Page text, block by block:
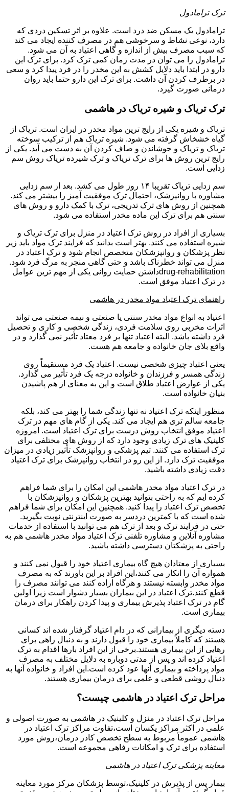
ترک ترامادول
ترامادول یک مسکن ضد درد است. علاوه بر اثر تسکین دردی که
دارد، نوعی نشاط و سرخوشی هم در مصرف کننده ایجاد می کند
که سبب مصرف بیش از اندازه و گاهی اعتیاد به آن می شود.
ترامادول را می توان در مدت زمان کمی ترک کرد. برای ترک این
دارو در ابتدا باید دلایل کشش به این مخدر را در فرد پیدا کرد و سعی
در برطرف کردن آن داشت. برای ترک این دارو حتما باید روان
درمانی صورت گیرد.
ترک تریاک و شیره تریاک در هاشمی
تریاک و شیره یکی از رایج ترین مواد مخدر در ایران است. تریاک از
گیاه خشخاش گرفته می شود. شیره تریاک هم از ترکیب سوخته
تریاک و تریاک و جوشاندن و صاف کردن آن به دست می آید. یکی از
رایج ترین روش ها برای ترک تریاک و ترک شیرده تریاک روش سم
زدایی است.
سم زدایی تریاک تقریبا ۱۴ روز طول می کشد. بعد از سم زدایی
مشاوره با روانپزشک، احتمال ترک موفقیت آمیز را بیشتر می کند.
همچنین از روش های ترک تدریجی، ترک با کمک دارو و روش های
سنتی هم برای ترک این ماده مخدر استفاده می شود.
بسیاری از افراد در روش ترک اعتیاد در منزل برای ترک تریاک و
شیره استفاده می کنند. بهتر است بدانید که فرایند ترک مواد باید زیر
نظر پزشکان و روانپزشکان متخصص انجام شود و ترک اعتیاد در
منزل می تواند خطرناک باشد و حتی گاهی منجر به مرگ فرد شود.
drug-rehabilitationداشتن حمایت روانی یکی از مهم ترین عوامل
در ترک اعتیاد موفق است.
راهنمای ترک اعتیاد مواد مخدر در هاشمی
اعتیاد به انواع مواد مخدر سنتی یا صنعتی و نیمه صنعتی می تواند
اثرات مخربی روی سلامت فردی، زندگی شخصی و کاری و تحصیل
فرد داشته باشد. البته اعتیاد تنها بر فرد معتاد تأثیر نمی گذارد و در
واقع بلای جان خانواده و جامعه هم هست.
یعنی اعتیاد چیزی شخصی نیست. اعتیاد یک فرد مستقیماً روی
زندگی همسر و فرزندان و خانواده درجه یک فرد تأثیر می گذارد.
یکی از عوارض اعتیاد طلاق است و این به معنای از هم پاشیدن
بنیان خانواده است.
منظور اینکه ترک اعتیاد نه تنها زندگی شما را بهتر می کند، بلکه
جامعه سالم تری هم ایجاد می کند. یکی از گام های مهم در ترک
اعتیاد موفق انتخاب روش درست برای ترک اعتیاد است. امروزه
کلینیک های ترک زیادی وجود دارد که از روش های مختلفی برای
ترک استفاده می کنند. تیم پزشکی و روانپزشک تأثیر زیادی در میزان
موفقیت ترک دارد. از این رو در انتخاب روانپزشک برای ترک اعتیاد
دقت زیادی داشته باشید.
در ترک اعتیاد مواد مخدر هاشمی این امکان را برای شما فراهم
کرده ایم که به راحتی بتوانید بهترین پزشکان و روانپزشکان با
تخصص ترک اعتیاد را پیدا کنید. همچنین این امکان برای شما فراهم
شده است که با کمترین دردسر به صورت اینترنتی نوبت بگیرید.
حتی در فرایند ترک و بعد از ترک هم می توانید با استفاده از خدمات
مشاوره آنلاین و مشاوره تلفنی ترک اعتیاد مواد مخدر هاشمی هم به
راحتی به پزشکتان دسترسی داشته باشید.
بسیاری از معتادان هیچ گاه بیماری اعتیاد خود را قبول نمی کنند و
همواره آن را انکار می کنند،این افراد بر این باورند که به مصرف
مواد مخدر وابسته نیستند و هرگاه اراده کنند می توانند مصرف را
قطع کنند.ترک اعتیاد در این بیماران بسیار دشوار است زیرا اولین
گام در ترک اعتیاد پذیرش بیماری و پیدا کردن راهکار برای درمان
بیماری است.
دسته دیگری از بیمارانی که در دام اعتیاد گرفتار شده اند کسانی
هستند که کاملاً بیماری خود را قبول دارند و به دنبال راهی برای
رهایی از این بیماری هستند.برخی از این افراد بارها اقدام به ترک
اعتیاد کرده اند و پس از مدتی دوباره به دلایل مختلف به مصرف
مواد پرداخته و بیماری آنها عود کرده است.این افراد و خانواده آنها به
دنبال روشی قطعی و علمی برای درمان بیماری هستند.
مراحل ترک اعتیاد در هاشمی چیست؟
مراحل ترک اعتیاد در منزل و کلینیک در هاشمی به صورت اصولی و
علمی در اکثر مراکز یکسان است،تفاوت مراکز ترک اعتیاد در
هاشمی عموماً مربوط به سطح تخصص کادر درمان،روش مورد
استفاده برای ترک و امکانات رفاهی مجموعه است.
معاینه پزشکی ترک اعتیاد در هاشمی
بیمار پس از پذیرش در کلینیک،توسط پزشکان مرکز مورد معاینه